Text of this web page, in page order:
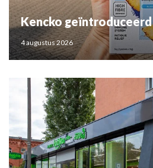
Kencko geïntroduceerd
4 augustus 2026